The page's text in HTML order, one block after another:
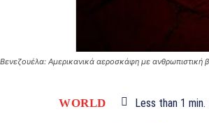
Βενεζουέλα: Αμερικανικά αεροσκάφη με ανθρωπιστική
WORLD Less than 1 min.